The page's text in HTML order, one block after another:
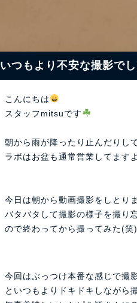
いつもより不安な撮影でし
こんにちは
スタッフmitsuです
朝から雨が降ったり止んだりし
ラボはお盆も通常営業してます
今日は朝から動画撮影をしとり
バタバタして撮影の様子を撮り
ので終わってから撮ってみた(笑)
今回はぶっつけ本番な感じで撮
といつもよりドキドキしながら